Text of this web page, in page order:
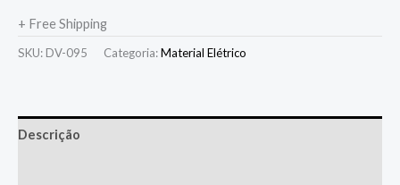
+ Free Shipping
SKU: DV-095 Categoria:Material Elétrico
Descrição